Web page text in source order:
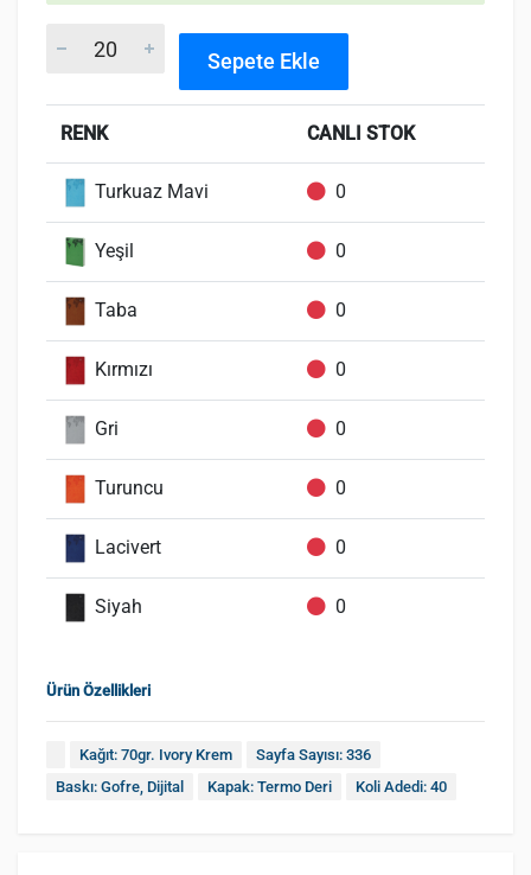
Sepete Ekle
RENK CANLI STOK
Turkuaz Mavi 0
Yeşil 0
Taba 0
Kırmızı 0
Gri 0
Turuncu 0
Lacivert 0
Siyah 0
Ürün Özellikleri
Kağıt: 70gr. Ivory Krem
Sayfa Sayısı: 336
Baskı: Gofre, Dijital
Kapak: Termo Deri Koli Adedi: 40